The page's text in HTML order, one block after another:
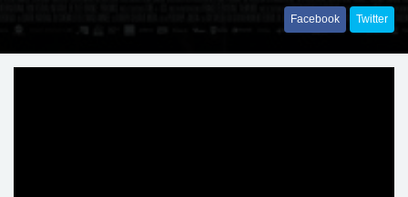
Facebook Twitter